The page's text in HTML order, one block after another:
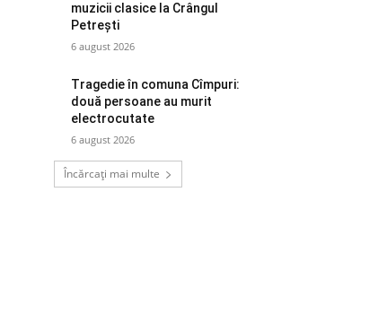
muzicii clasice la Crângul
Petrești
6 august 2026
Tragedie în comuna Cîmpuri:
două persoane au murit
electrocutate
6 august 2026
Încărcați mai multe